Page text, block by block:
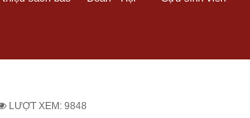
LƯỢT XEM: 9848